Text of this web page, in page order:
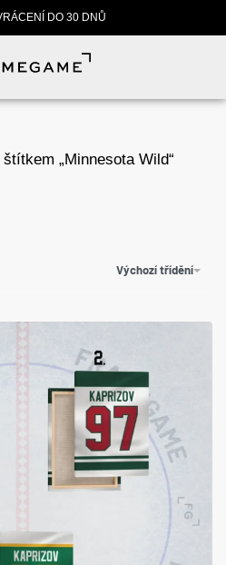
DO 30 DNŮ
„Minnesota Wild“
Výchozí třídění